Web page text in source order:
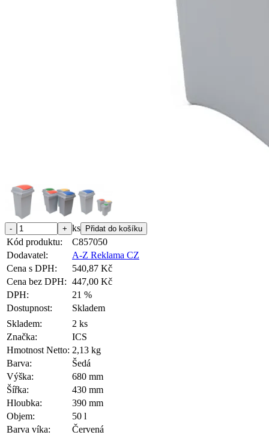
ks
Kód produktu:
C857050
Dodavatel:
A-Z Reklama CZ
Cena s DPH:
540,87 Kč
Cena bez DPH: 447,00 Kč
DPH:
21 %
Dostupnost:
Skladem
Skladem:
2 ks
Značka:
ICS
Hmotnost Netto: 2,13 kg
Barva:
Šedá
Výška:
680 mm
Šířka:
430 mm
Hloubka:
390 mm
Objem:
50 l
Barva víka:
Červená